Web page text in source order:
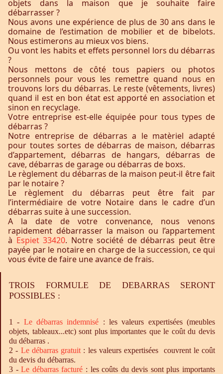
objets dans la maison que je souhaite faire
débarrasser ?
Nous avons une expérience de plus de 30 ans dans le
domaine de l’estimation de mobilier et de bibelots.
Nous estimerons au mieux vos biens.
Ou vont les habits et effets personnel lors du débarras
?
Nous mettons de côté tous papiers ou photos
personnels pour vous les remettre quand nous en
trouvons lors du débarras. Le reste (vêtements, livres)
quand il est en bon état est apporté en association et
sinon en recyclage.
Votre entreprise est-elle équipée pour tous types de
débarras ?
Notre entreprise de débarras a le matèriel adapté
pour toutes sortes de débarras de maison, débarras
d’appartement, débarras de hangars, débarras de
cave, débarras de garage ou débarras de boxs.
Le règlement du débarras de la maison peut-il être fait
par le notaire ?
Le règlement du débarras peut être fait par
l’intermédiaire de votre Notaire dans le cadre d’un
débarras suite à une succession.
A la date de votre convenance, nous venons
rapidement débarrasser la maison ou l’appartement
à Espiet 33420. Notre société de débarras peut être
payée par le notaire en charge de la succession, ce qui
vous évite de faire une avance de frais.
TROIS FORMULE DE DEBARRAS SERONT
POSSIBLES :
1 - Ledébarras indemnisé : les valeurs expertisées (meubles
objets, tableaux...etc) sont plus importantes que le coût du devis
du débarras .
2 - Le débarrasgratuit : les valeurs expertisées couvrent le coût
du devis du débarras.
3 -Le débarrasfacturé : les coûts du devis sont plus importants